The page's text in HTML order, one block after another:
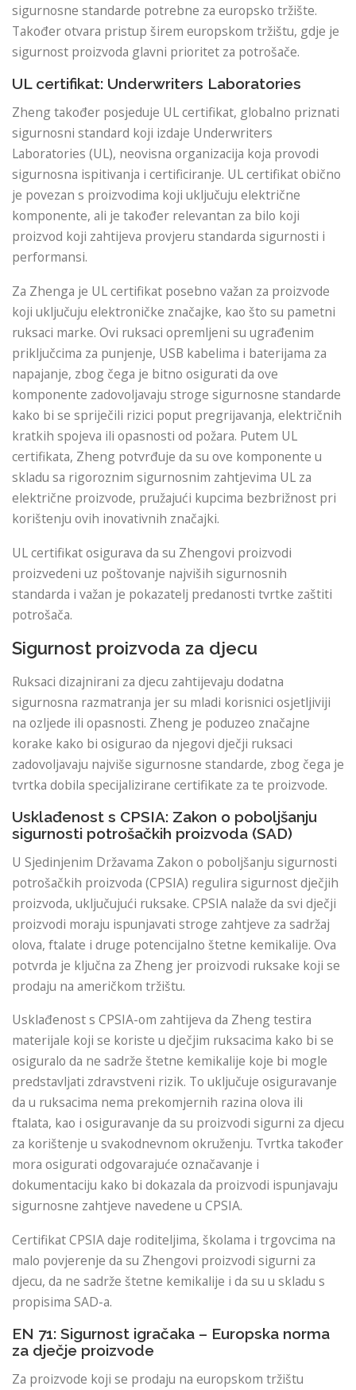
sigurnosne standarde potrebne za europsko tržište.
Također otvara pristup širem europskom tržištu, gdje je
sigurnost proizvoda glavni prioritet za potrošače.
UL certifikat: Underwriters Laboratories
Zheng također posjeduje UL certifikat, globalno priznati
sigurnosni standard koji izdaje Underwriters
Laboratories (UL), neovisna organizacija koja provodi
sigurnosna ispitivanja i certificiranje. UL certifikat obično
je povezan s proizvodima koji uključuju električne
komponente, ali je također relevantan za bilo koji
proizvod koji zahtijeva provjeru standarda sigurnosti i
performansi.
Za Zhenga je UL certifikat posebno važan za proizvode
koji uključuju elektroničke značajke, kao što su pametni
ruksaci marke. Ovi ruksaci opremljeni su ugrađenim
priključcima za punjenje, USB kabelima i baterijama za
napajanje, zbog čega je bitno osigurati da ove
komponente zadovoljavaju stroge sigurnosne standarde
kako bi se spriječili rizici poput pregrijavanja, električnih
kratkih spojeva ili opasnosti od požara. Putem UL
certifikata, Zheng potvrđuje da su ove komponente u
skladu sa rigoroznim sigurnosnim zahtjevima UL za
električne proizvode, pružajući kupcima bezbrižnost pri
korištenju ovih inovativnih značajki.
UL certifikat osigurava da su Zhengovi proizvodi
proizvedeni uz poštovanje najviših sigurnosnih
standarda i važan je pokazatelj predanosti tvrtke zaštiti
potrošača.
Sigurnost proizvoda za djecu
Ruksaci dizajnirani za djecu zahtijevaju dodatna
sigurnosna razmatranja jer su mladi korisnici osjetljiviji
na ozljede ili opasnosti. Zheng je poduzeo značajne
korake kako bi osigurao da njegovi dječji ruksaci
zadovoljavaju najviše sigurnosne standarde, zbog čega je
tvrtka dobila specijalizirane certifikate za te proizvode.
Usklađenost s CPSIA: Zakon o poboljšanju
sigurnosti potrošačkih proizvoda (SAD)
U Sjedinjenim Državama Zakon o poboljšanju sigurnosti
potrošačkih proizvoda (CPSIA) regulira sigurnost dječjih
proizvoda, uključujući ruksake. CPSIA nalaže da svi dječji
proizvodi moraju ispunjavati stroge zahtjeve za sadržaj
olova, ftalate i druge potencijalno štetne kemikalije. Ova
potvrda je ključna za Zheng jer proizvodi ruksake koji se
prodaju na američkom tržištu.
Usklađenost s CPSIA-om zahtijeva da Zheng testira
materijale koji se koriste u dječjim ruksacima kako bi se
osiguralo da ne sadrže štetne kemikalije koje bi mogle
predstavljati zdravstveni rizik. To uključuje osiguravanje
da u ruksacima nema prekomjernih razina olova ili
ftalata, kao i osiguravanje da su proizvodi sigurni za djecu
za korištenje u svakodnevnom okruženju. Tvrtka također
mora osigurati odgovarajuće označavanje i
dokumentaciju kako bi dokazala da proizvodi ispunjavaju
sigurnosne zahtjeve navedene u CPSIA.
Certifikat CPSIA daje roditeljima, školama i trgovcima na
malo povjerenje da su Zhengovi proizvodi sigurni za
djecu, da ne sadrže štetne kemikalije i da su u skladu s
propisima SAD-a.
EN 71: Sigurnost igračaka – Europska norma
za dječje proizvode
Za proizvode koji se prodaju na europskom tržištu